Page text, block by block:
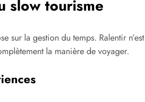
slow tourisme
sur la gestion du temps. Ralentir
la manière de voyager.